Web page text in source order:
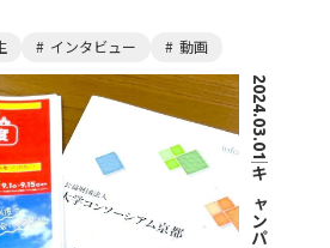
インタビュー 動画
2024.03.01
｜